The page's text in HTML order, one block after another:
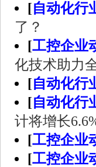
[自动化行
了？
[工控企业
化技术助力
[自动化行
[自动化行
计将增长
[工控企业
[工控企业